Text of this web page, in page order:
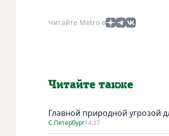
Читайте Metro в
Читайте также
Главной природной угрозой
С.Петербург14:27